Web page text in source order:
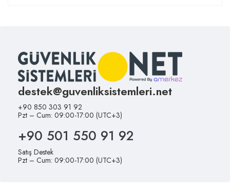
destek@guvenliksistemleri.net
+90 850 303 91 92
Pzt – Cum: 09:00-17:00 (UTC+3)
+90 501 550 91 92
Satış Destek
Pzt – Cum: 09:00-17:00 (UTC+3)